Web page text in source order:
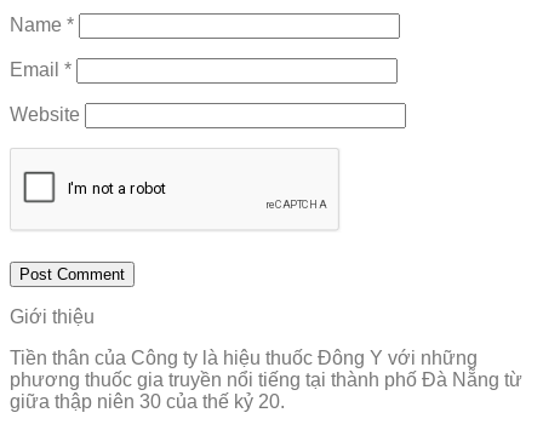
Name *
Email *
Website
Giới thiệu
Tiền thân của Công ty là hiệu thuốc Đông Y với những
phương thuốc gia truyền nổi tiếng tại thành phố Đà Nẵng từ
giữa thập niên 30 của thế kỷ 20.